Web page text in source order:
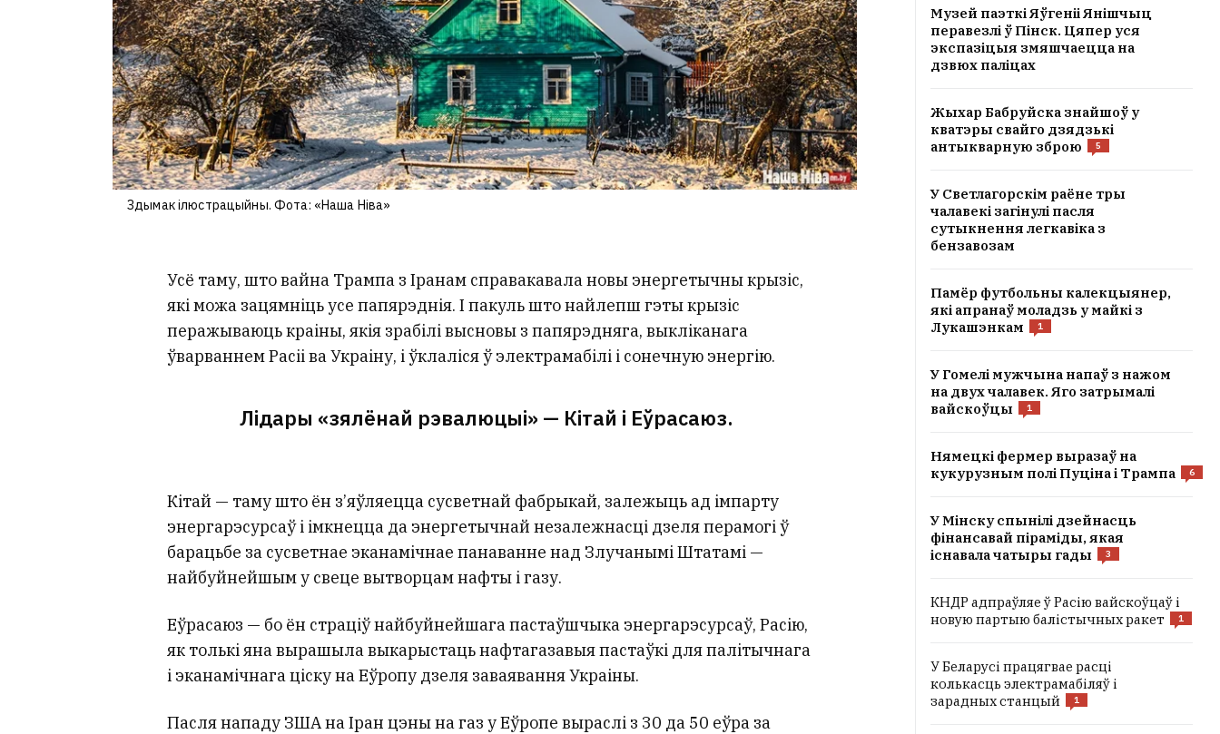
Здымак ілюстрацыйны. Фота: «Наша Ніва»
Усё таму, што вайна Трампа з Іранам справакавала новы энергетычны крызіс,
які можа зацямніць усе папярэднія. І пакуль што найлепш гэты крызіс
перажываюць краіны, якія зрабілі высновы з папярэдняга, выкліканага
ўварваннем Расіі ва Украіну, і ўклаліся ў электрамабілі і сонечную энергію.
Лідары «зялёнай рэвалюцыі» — Кітай і Еўрасаюз.
Кітай — таму што ён з’яўляецца сусветнай фабрыкай, залежыць ад імпарту
энергарэсурсаў і імкнецца да энергетычнай незалежнасці дзеля перамогі ў
барацьбе за сусветнае эканамічнае панаванне над Злучанымі Штатамі —
найбуйнейшым у свеце вытворцам нафты і газу.
Еўрасаюз — бо ён страціў найбуйнейшага пастаўшчыка энергарэсурсаў, Расію,
як толькі яна вырашыла выкарыстаць нафтагазавыя пастаўкі для палітычнага
і эканамічнага ціску на Еўропу дзеля заваявання Украіны.
Пасля нападу ЗША на Іран цэны на газ у Еўропе выраслі з 30 да 50 еўра за
Музей паэткі Яўгеніі Янішчыц
перавезлі ў Пінск. Цяпер уся
экспазіцыя змяшчаецца на
дзвюх паліцах
Жыхар Бабруйска знайшоў у
кватэры свайго дзядзькі
антыкварную зброю
5
У Светлагорскім раёне тры
чалавекі загінулі пасля
сутыкнення легкавіка з
бензавозам
Памёр футбольны калекцыянер,
які апранаў моладзь у майкі з
Лукашэнкам
1
У Гомелі мужчына напаў з нажом
на двух чалавек. Яго затрымалі
вайскоўцы
1
Нямецкі фермер выразаў на
кукурузным полі Пуціна і Трампа
6
У Мінску спынілі дзейнасць
фінансавай піраміды, якая
існавала чатыры гады
3
КНДР адпраўляе ў Расію вайскоўцаў і
новую партыю балістычных ракет
1
У Беларусі працягвае расці
колькасць электрамабіляў і
зарадных станцый
1